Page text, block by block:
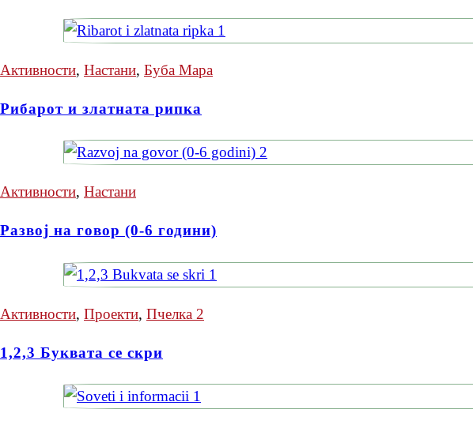
Активности, Настани, Буба Мара
Рибарот и златната рипка
Активности, Настани
Развој на говор (0-6 години)
Активности, Проекти, Пчелка 2
1,2,3 Буквата се скри